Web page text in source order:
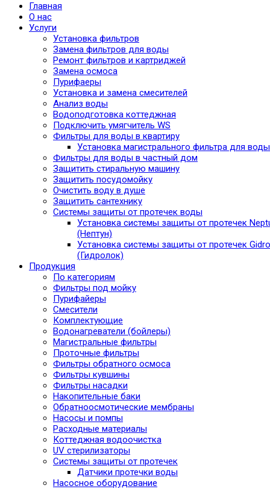
Главная
О нас
Услуги
Установка фильтров
Замена фильтров для воды
Ремонт фильтров и картриджей
Замена осмоса
Пурифаеры
Установка и замена смесителей
Анализ воды
Водоподготовка коттеджная
Подключить умягчитель WS
Фильтры для воды в квартиру
Установка магистрального фильтра для воды
Фильтры для воды в частный дом
Защитить стиральную машину
Защитить посудомойку
Очистить воду в душе
Защитить сантехнику
Системы защиты от протечек воды
Установка системы защиты от протечек
(Нептун)
Установка системы защиты от протечек
(Гидролок)
Продукция
По категориям
Фильтры под мойку
Пурифайеры
Смесители
Комплектующие
Водонагреватели (бойлеры)
Магистральные фильтры
Проточные фильтры
Фильтры обратного осмоса
Фильтры кувшины
Фильтры насадки
Накопительные баки
Обратноосмотические мембраны
Насосы и помпы
Расходные материалы
Коттеджная водоочистка
UV стерилизаторы
Системы защиты от протечек
Датчики протечки воды
Насосное оборудование